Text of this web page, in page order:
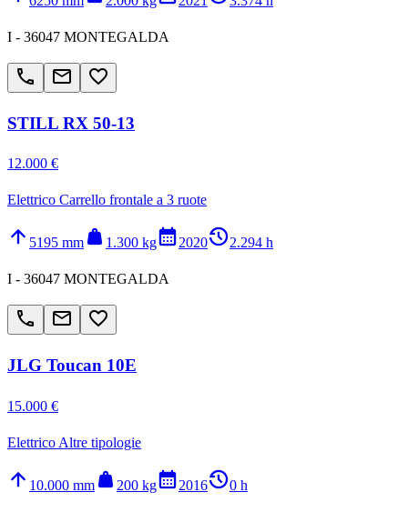
I - 36047 MONTEGALDA
call email favorite_border
STILL RX 50-13
12.000 €
Elettrico Carrello frontale a 3 ruote
arrow_upward 5195 mm weight 1.300 kgcalendar_month2020history_22.294 h
I - 36047 MONTEGALDA
call email favorite_border
JLG Toucan 10E
15.000 €
Elettrico Altre tipologie
arrow_upward 10.000 mm weight 200 kgcalendar_month2016history_20 h